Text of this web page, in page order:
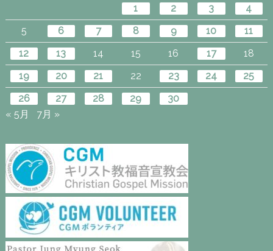
1
2 3
4
5
6 7 8 9 10
11
12
13 14 15 16 17
18
19
20 21 22 23 24
25
26
27 28 29
30
« 5月
7月 »